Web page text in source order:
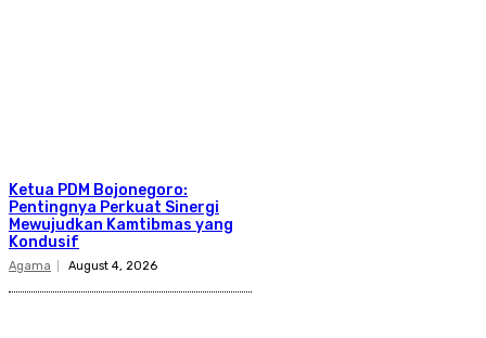
Ketua PDM Bojonegoro:
Pentingnya Perkuat Sinergi
Mewujudkan Kamtibmas yang
Kondusif
Agama August 4, 2026